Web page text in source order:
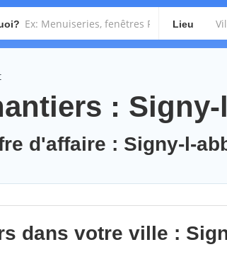
Lieu
: Signy-
d'affaire : Signy-l-
dans votre ville :